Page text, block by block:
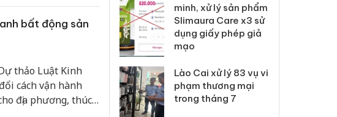
bất động sản
thảo Luật Kinh
cách vận hành
địa phương, thúc
công khai hàng ngàn
sản phẩm nhập lậu,
bảo vệ môi trường
Công an Thanh Hóa
tìm bị hại trong vụ
án sản xuất, buôn
minh, xử lý sản phẩm
Slimaura Care x3 sử
dụng giấy phép giả
mạo
Lào Cai xử lý 83 vụ vi
phạm thương mại
trong tháng 7